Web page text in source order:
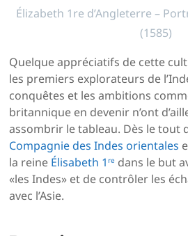
Élizabeth 1re d’Angleterre –
(1585)
Quelque appréciatifs de cette
les premiers explorateurs de
conquêtes et les ambitions
britannique en devenir n’ont
assombrir le tableau. Dès le tout
Compagnie des Indes orientales
la reine Élisabeth 1re dans le but
«les Indes» et de contrôler les
avec l’Asie.